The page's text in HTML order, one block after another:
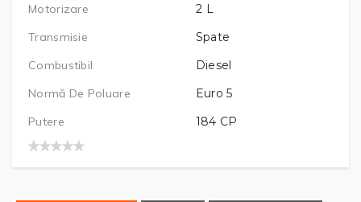
Motorizare
2 L
Transmisie
Spate
Combustibil
Diesel
Normă De Poluare
Euro 5
Putere
184 CP